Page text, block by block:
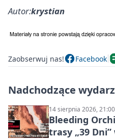
Autor:krystian
Zaobserwuj nas! Facebook
Nadchodzące
14 sierpnia 2026, 21:00
Bleeding
trasy „39